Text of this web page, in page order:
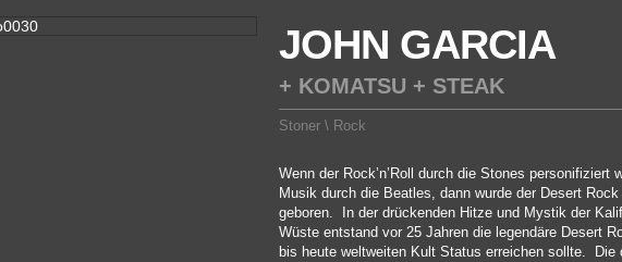
JOHN GARCIA
+ KOMATSU + STEAK
Stoner \ Rock
Wenn der Rock’n’Roll durch die Stones personifiziert
Musik durch die Beatles, dann wurde der Desert
geboren. In der drückenden Hitze und Mystik der
Wüste entstand vor 25 Jahren die legendäre Desert
bis heute weltweiten Kult Status erreichen sollte. Die